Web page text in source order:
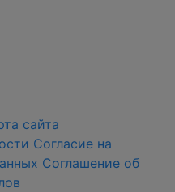
сайта
Согласие на
Соглашение об